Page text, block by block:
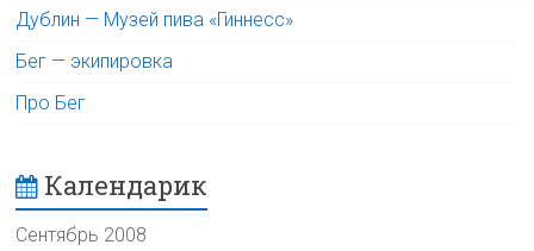
Дублин — Музей пива «Гиннесс»
Бег — экипировка
Про Бег
Календарик
Сентябрь 2008